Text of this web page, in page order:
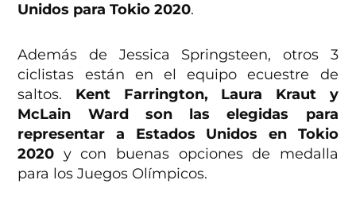
Unidos para Tokio 2020.
Además de Jessica Springsteen, otros 3
ciclistas están en el equipo ecuestre de
saltos. Kent Farrington, Laura Kraut y
McLain Ward son las elegidas para
representar a Estados Unidos en Tokio
2020 y con buenas opciones de medalla
para los Juegos Olímpicos.